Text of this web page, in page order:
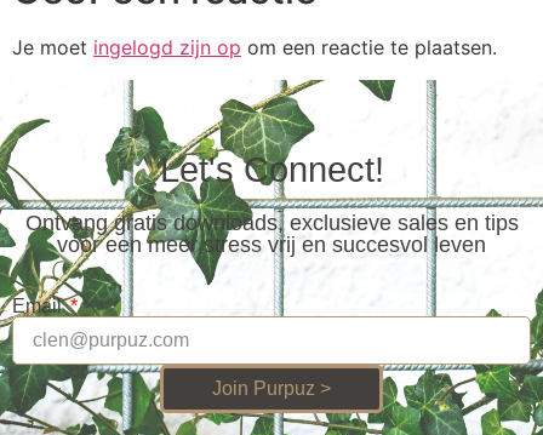
Je moet ingelogd zijn op om een reactie te plaatsen.
Let's Connect!
Ontvang gratis downloads, exclusieve sales en tips
voor een meer stress vrij en succesvol leven
Email
Join Purpuz >